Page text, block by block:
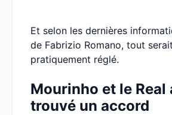
Et selon les dernières
de Fabrizio Romano, tout serait
pratiquement réglé.
Mourinho et le Real
trouvé un accord